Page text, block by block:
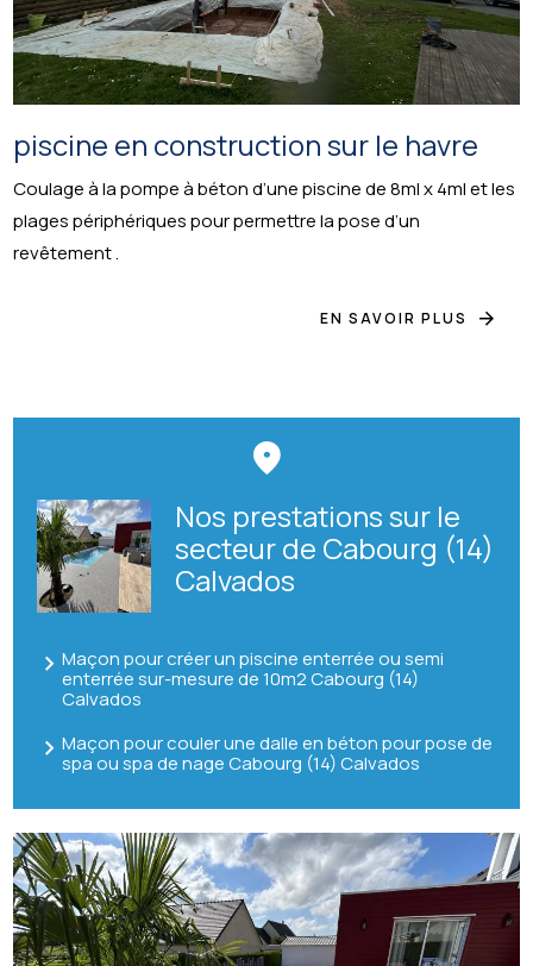
piscine en construction sur le havre
Coulage à la pompe à béton d’une piscine de 8ml x 4ml et les
plages périphériques pour permettre la pose d’un
revêtement .
EN SAVOIR PLUS
Nos prestations sur le
secteur de Cabourg (14)
Calvados
Maçon pour créer un piscine enterrée ou semi
enterrée sur-mesure de 10m2 Cabourg (14)
Calvados
Maçon pour couler une dalle en béton pour pose de
spa ou spa de nage Cabourg (14) Calvados